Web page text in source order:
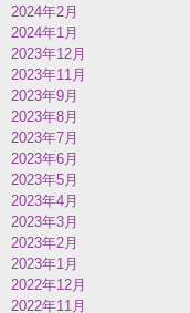
2024年2月
2024年1月
2023年12月
2023年11月
2023年9月
2023年8月
2023年7月
2023年6月
2023年5月
2023年4月
2023年3月
2023年2月
2023年1月
2022年12月
2022年11月